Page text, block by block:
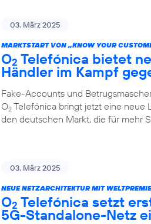
03. März 2025
MARKTSTART VON „KNOW YOUR
O2 Telefónica bietet
Händler im Kampf
Fake-Accounts und
O2 Telefónica bringt jetzt eine neue
den deutschen Markt, die für mehr
03. März 2025
NEUE NETZARCHITEKTUR MIT
O2 Telefónica setzt
5G-Standalone-Netz